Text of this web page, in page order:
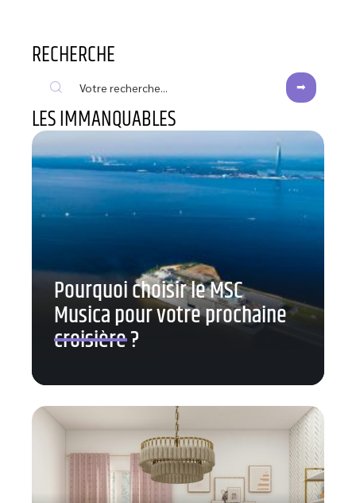
RECHERCHE
LES IMMANQUABLES
Pourquoi choisir le MSC
Musica pour votre prochaine
croisière ?